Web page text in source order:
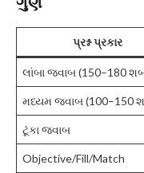
પ્રશ્ન પ્રકાર
લાંબા જવાબ (150–180
મધ્યમ જવાબ (100–150
ટૂંકા જવાબ
Objective/Fill/Match